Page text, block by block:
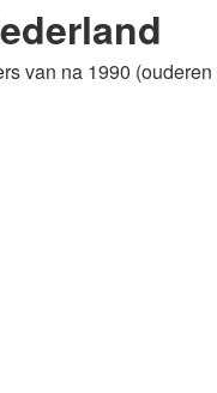
van na 1990 (ouderen